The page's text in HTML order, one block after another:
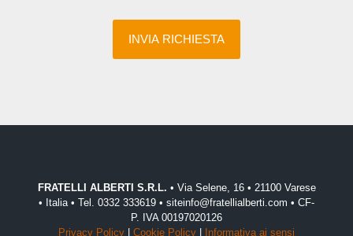
FRATELLI ALBERTI S.R.L. • Via Selene, 16 • 21100 Varese
• Italia • Tel. 0332 333619 • siteinfo@fratellialberti.com • CF-
P. IVA 00197020126
Privacy Policy
Cookie Policy Informativa ai sensi